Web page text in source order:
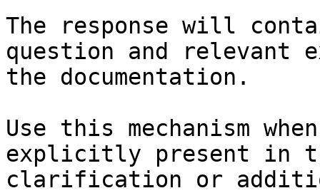
The response will
question and relevant
the documentation.
Use this mechanism
explicitly present in
clarification or